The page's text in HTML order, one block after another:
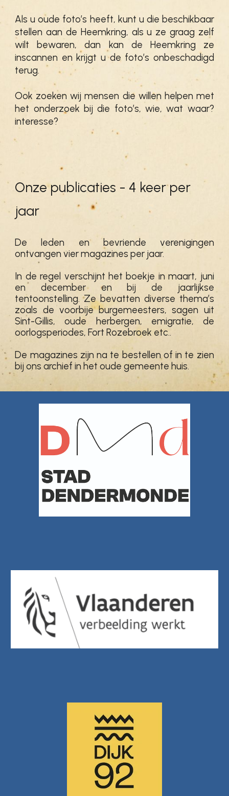
Als u oude foto’s heeft, kunt u die beschikbaar
stellen aan de Heemkring, als u ze graag zelf
wilt bewaren, dan kan de Heemkring ze
inscannen en krijgt u de foto’s onbeschadigd
terug.
Ook zoeken wij mensen die willen helpen met
het onderzoek bij die foto’s, wie, wat waar?
interesse?
Onze publicaties - 4 keer per
jaar
De leden en bevriende verenigingen
ontvangen vier magazines per jaar.
In de regel verschijnt het boekje in maart, juni
en december en bij de jaarlijkse
tentoonstelling. Ze bevatten diverse thema’s
zoals de voorbije burgemeesters, sagen uit
Sint-Gillis, oude herbergen, emigratie, de
oorlogsperiodes, Fort Rozebroek etc..
De magazines zijn na te bestellen of in te zien
bij ons archief in het oude gemeente huis.